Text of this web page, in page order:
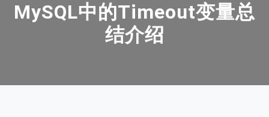
MySQL中的timeout变量总
结介绍